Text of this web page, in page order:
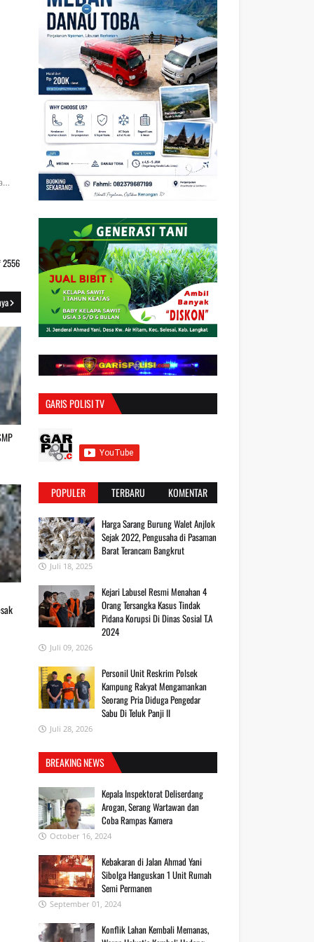
2556
GARIS POLISI TV
POPULER TERBARU KOMENTAR
Harga Sarang Burung Walet Anjlok
Sejak 2022, Pengusaha di Pasaman
Barat Terancam Bangkrut
Juli 18, 2025
‎Kejari Labusel Resmi Menahan 4
Orang Tersangka Kasus Tindak
Pidana Korupsi Di Dinas Sosial T.A
2024
Juli 09, 2026
Personil Unit Reskrim Polsek
Kampung Rakyat Mengamankan
Seorang Pria Diduga Pengedar
Sabu Di Teluk Panji II
Juli 28, 2026
BREAKING NEWS
Kepala Inspektorat Deliserdang
Arogan, Serang Wartawan dan
Coba Rampas Kamera
October 16, 2024
Kebakaran di Jalan Ahmad Yani
Sibolga Hanguskan 1 Unit Rumah
Semi Permanen
September 01, 2024
Konflik Lahan Kembali Memanas,